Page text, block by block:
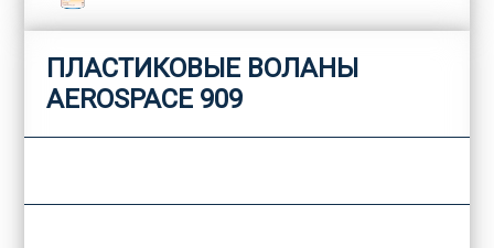
ПЛАСТИКОВЫЕ ВОЛАНЫ
AEROSPACE 909